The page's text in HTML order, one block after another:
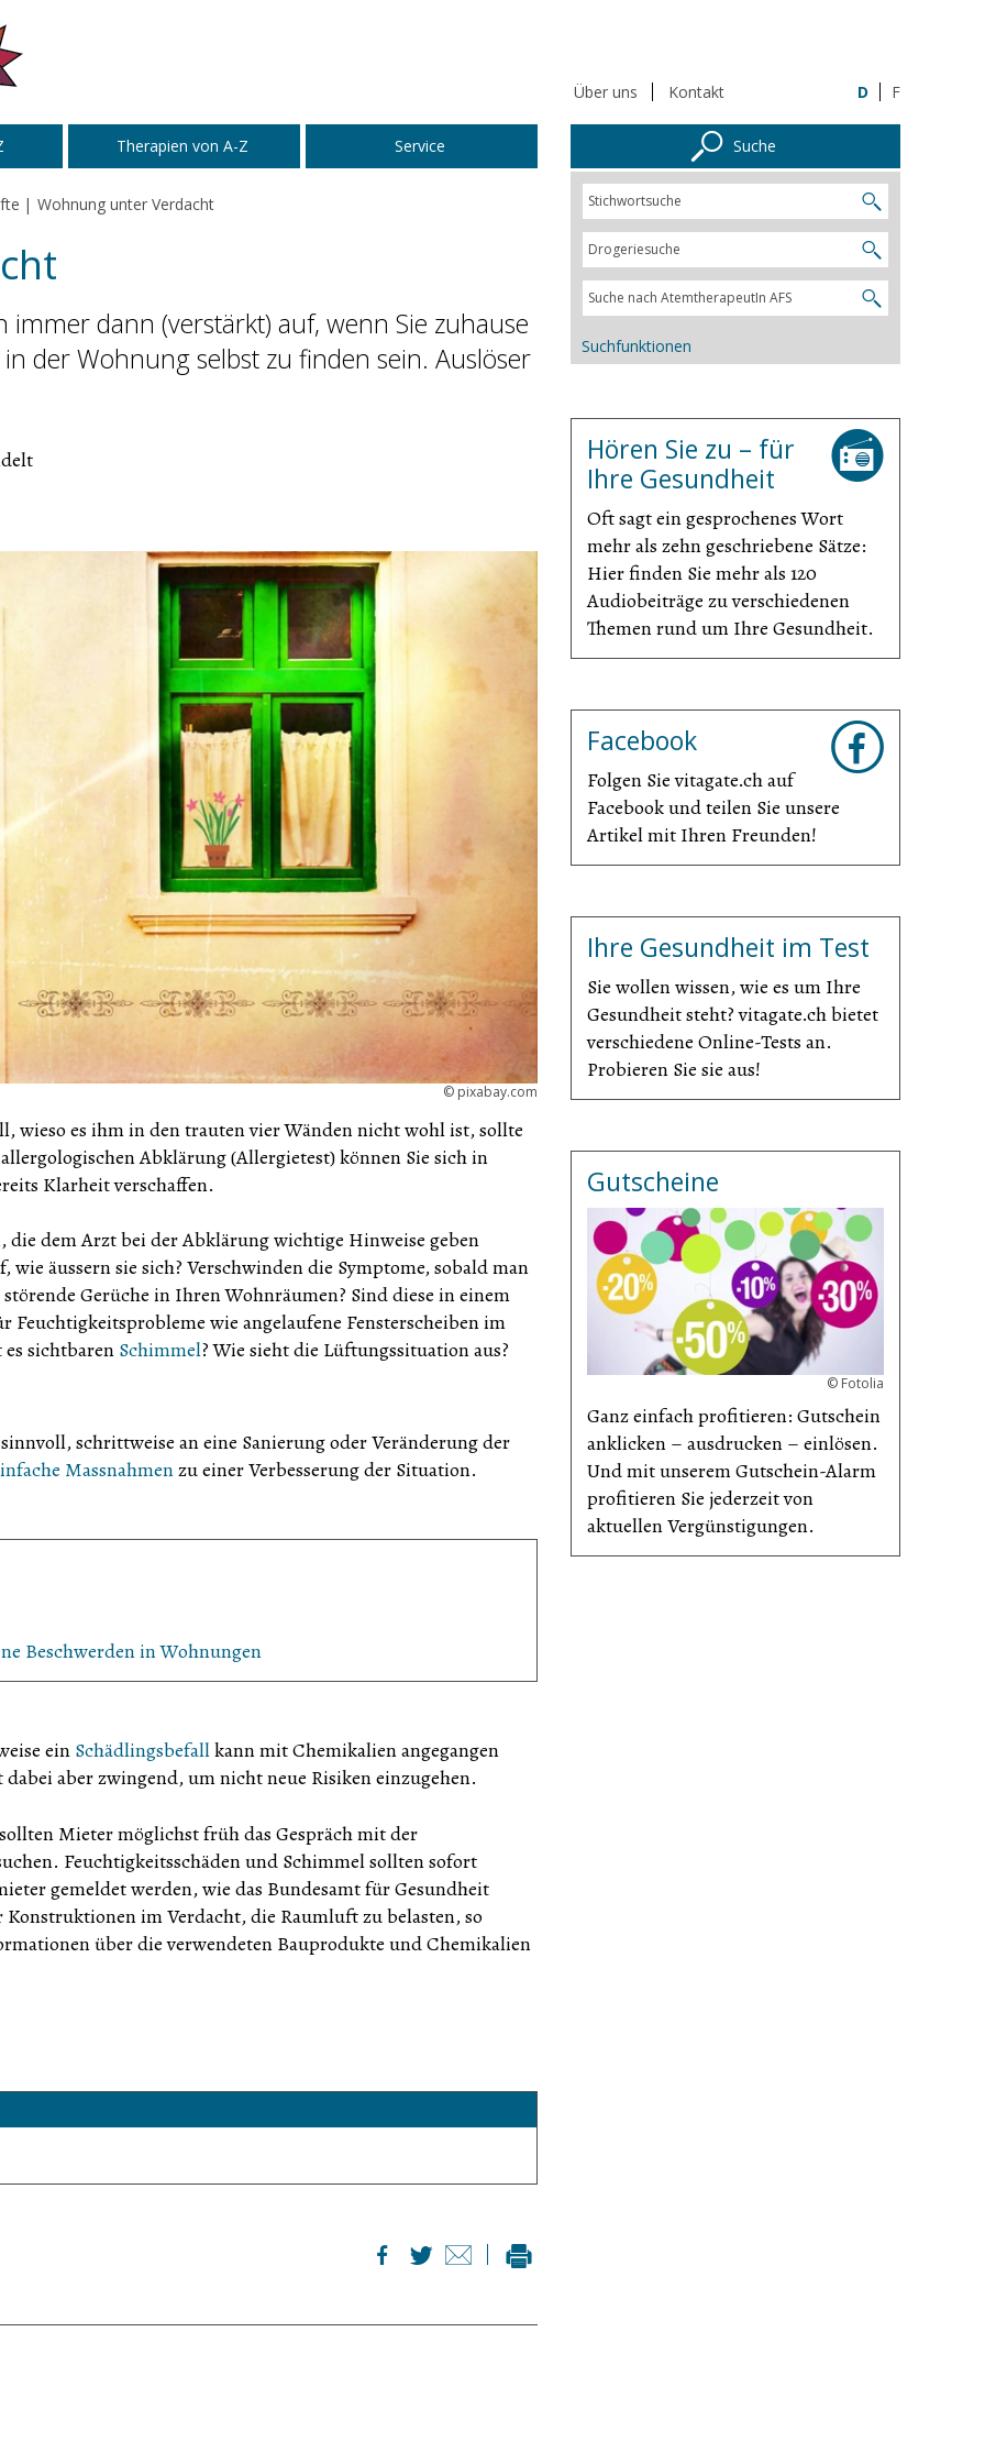
Über uns Kontakt D F
Therapien von A-Z Service
Wohnung unter Verdacht
dann (verstärkt) auf, wenn Sie zuhause
der Wohnung selbst zu finden sein. Auslöser
© pixabay.com
wieso es ihm in den trauten vier Wänden nicht wohl ist, sollte
Abklärung (Allergietest) können Sie sich in
Klarheit verschaffen.
die dem Arzt bei der Abklärung wichtige Hinweise geben
äussern sie sich? Verschwinden die Symptome, sobald man
Gerüche in Ihren Wohnräumen? Sind diese in einem
Feuchtigkeitsprobleme wie angelaufene Fensterscheiben im
sichtbaren Schimmel? Wie sieht die Lüftungssituation aus?
schrittweise an eine Sanierung oder Veränderung der
Massnahmenzu einer Verbesserung der Situation.
Beschwerden in Wohnungen
ein Schädlingsbefallkann mit Chemikalien angegangen
dabei aber zwingend, um nicht neue Risiken einzugehen.
Mieter möglichst früh das Gespräch mit der
Feuchtigkeitsschäden und Schimmel sollten sofort
gemeldet werden, wie das Bundesamt für Gesundheit
im Verdacht, die Raumluft zu belasten, so
über die verwendeten Bauprodukte und Chemikalien
Suche
Suchfunktionen
Hören Sie zu – für
Ihre Gesundheit
Oft sagt ein gesprochenes Wort
mehr als zehn geschriebene Sätze:
Hier finden Sie mehr als 120
Audiobeiträge zu verschiedenen
Themen rund um Ihre Gesundheit.
Facebook
Folgen Sie vitagate.ch auf
Facebook und teilen Sie unsere
Artikel mit Ihren Freunden!
Ihre Gesundheit im Test
Sie wollen wissen, wie es um Ihre
Gesundheit steht? vitagate.ch bietet
verschiedene Online-Tests an.
Probieren Sie sie aus!
Gutscheine
© Fotolia
Ganz einfach profitieren: Gutschein
anklicken – ausdrucken – einlösen.
Und mit unserem Gutschein-Alarm
profitieren Sie jederzeit von
aktuellen Vergünsti­gungen.